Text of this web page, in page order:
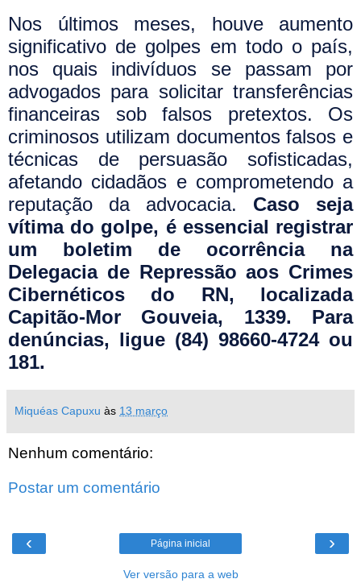
Nos últimos meses, houve aumento
significativo de golpes em todo o país,
nos quais indivíduos se passam por
advogados para solicitar transferências
financeiras sob falsos pretextos. Os
criminosos utilizam documentos falsos e
técnicas de persuasão sofisticadas,
afetando cidadãos e comprometendo a
reputação da advocacia. Caso seja
vítima do golpe, é essencial registrar
um boletim de ocorrência na
Delegacia de Repressão aos Crimes
Cibernéticos do RN, localizada
Capitão-Mor Gouveia, 1339. Para
denúncias, ligue (84) 98660-4724 ou
181.
Miquéas Capuxu às 13 março
Nenhum comentário:
Postar um comentário
‹ ›
Página inicial
Ver versão para a web